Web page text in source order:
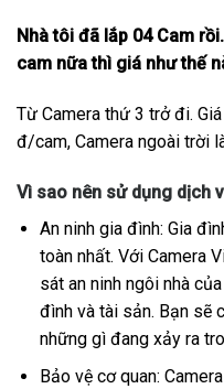
Nhà tôi đã lắp 04 Cam
cam nữa thì giá như thế
Từ Camera thứ 3 trở đi.
đ/cam, Camera ngoài trời
Vì sao nên sử dụng dịch
An ninh gia đình: Gia
toàn nhất. Với Camera
sát an ninh ngôi nhà
đình và tài sản. Bạn sẽ
những gì đang xảy ra
Bảo vệ cơ quan: